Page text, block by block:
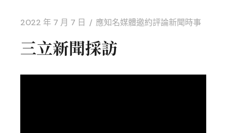
2022 年 7 月 7 日 應知名媒體邀約評論新聞時事
三立新聞採訪